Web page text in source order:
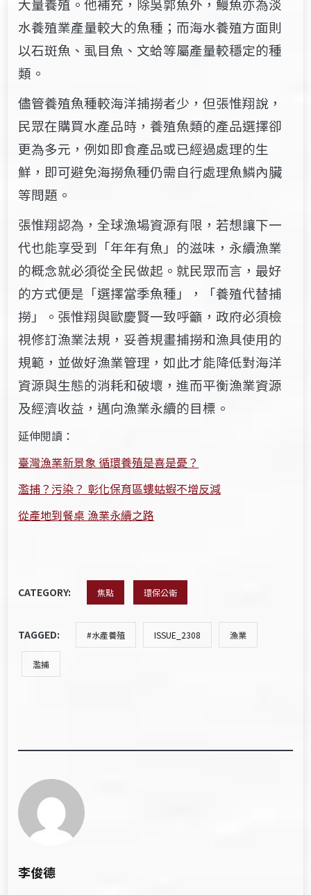
大量養殖。他補充，除吳郭魚外，鰻魚亦為淡
水養殖業產量較大的魚種；而海水養殖方面則
以石斑魚、虱目魚、文蛤等屬產量較穩定的種
類。
儘管養殖魚種較海洋捕撈者少，但張惟翔說，
民眾在購買水產品時，養殖魚類的產品選擇卻
更為多元，例如即食產品或已經過處理的生
鮮，即可避免海撈魚種仍需自行處理魚鱗內臟
等問題。
張惟翔認為，全球漁場資源有限，若想讓下一
代也能享受到「年年有魚」的滋味，永續漁業
的概念就必須從全民做起。就民眾而言，最好
的方式便是「選擇當季魚種」，「養殖代替捕
撈」。張惟翔與歐慶賢一致呼籲，政府必須檢
視修訂漁業法規，妥善規畫捕撈和漁具使用的
規範，並做好漁業管理，如此才能降低對海洋
資源與生態的消耗和破壞，進而平衡漁業資源
及經濟收益，邁向漁業永續的目標。
延伸閱讀：
臺灣漁業新景象 循環養殖是喜是憂？
濫捕？污染？ 彰化保育區螻蛄蝦不增反減
從產地到餐桌 漁業永續之路
CATEGORY: 焦點 環保公衛
TAGGED: #水產養殖 ISSUE_2308 漁業
濫捕
李俊德